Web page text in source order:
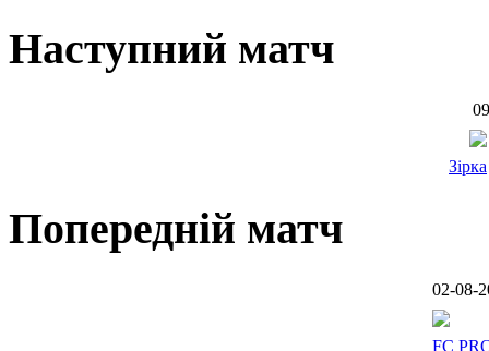
Наступний матч
Зірка
Попередній матч
02-08-
FC